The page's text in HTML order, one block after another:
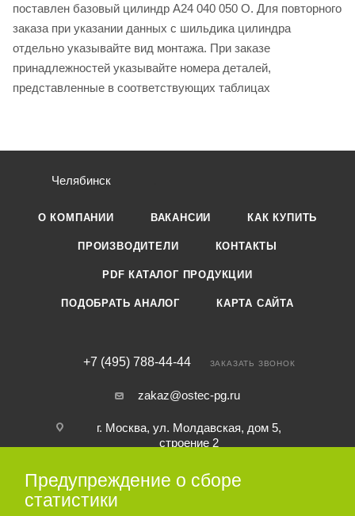
поставлен базовый цилиндр A24 040 050 O. Для повторного
заказа при указании данных с шильдика цилиндра
отдельно указывайте вид монтажа. При заказе
принадлежностей указывайте номера деталей,
представленные в соответствующих таблицах
Челябинск
О КОМПАНИИ ВАКАНСИИ КАК КУПИТЬ
ПРОИЗВОДИТЕЛИ КОНТАКТЫ
PDF КАТАЛОГ ПРОДУКЦИИ
ПОДОБРАТЬ АНАЛОГ КАРТА САЙТА
+7 (495) 788-44-44 ЗАКАЗАТЬ ЗВОНОК
zakaz@ostec-pg.ru
г. Москва, ул. Молдавская, дом 5,
строение 2
ПОДПИСАТЬСЯ НА РАССЫЛКУ
Предупреждение о сборе
статистики